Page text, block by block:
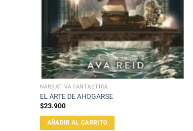
NARRATIVA FANTÁSTICA
EL ARTE DE AHOGARSE
$23.900
AÑADIR AL CARRITO